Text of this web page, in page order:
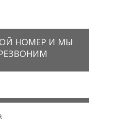
НОМЕР И МЫ